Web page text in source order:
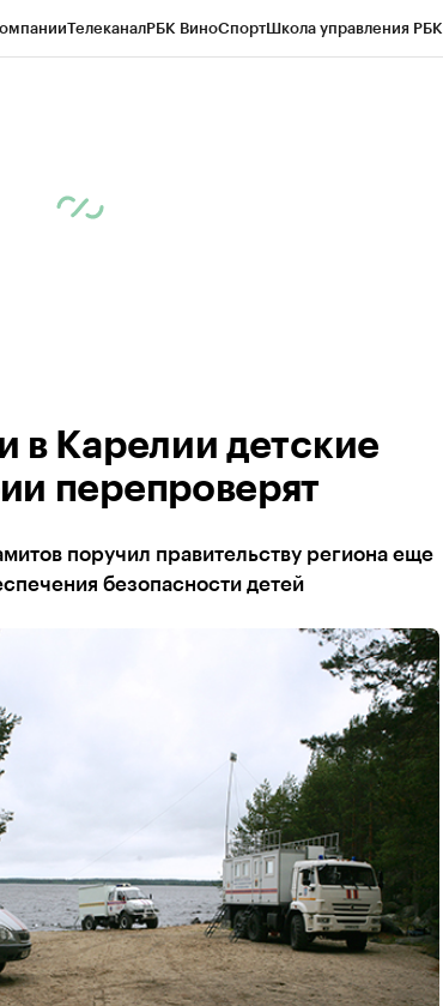
ТелеканалРБК ВиноСпортШкола управления РБК
в Карелии детские
перепроверят
поручил правительству региона еще
безопасности детей